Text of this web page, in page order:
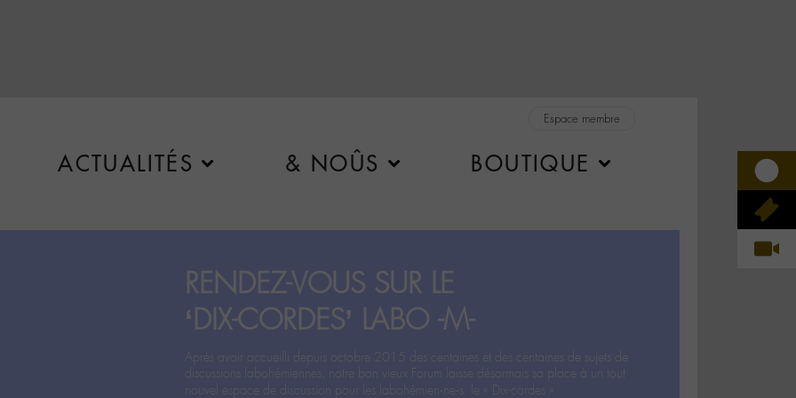
Espace membre
ACTUALITÉS & NOÛS BOUTIQUE
RENDEZ-VOUS SUR LE
‘DIX-CORDES’ LABO -M-
Après avoir accueilli depuis octobre 2015 des centaines et des centaines de sujets de
discussions labohémiennes, notre bon vieux Forum laisse désormais sa place à un tout
nouvel espace de discussion pour les labohémien‧ne‧s: le « Dix-cordes ».